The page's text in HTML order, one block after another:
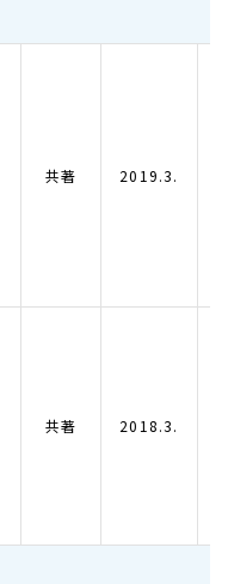
共著 2019.3.
共著 2018.3.